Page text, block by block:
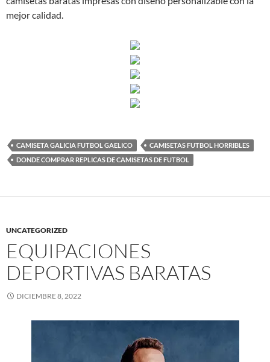
mejor calidad.
CAMISETA GALICIA FUTBOL GAELICO
CAMISETAS FUTBOL HORRIBLES
DONDE COMPRAR REPLICAS DE CAMISETAS DE FUTBOL
UNCATEGORIZED
EQUIPACIONES
DEPORTIVAS BARATAS
DICIEMBRE 8, 2022